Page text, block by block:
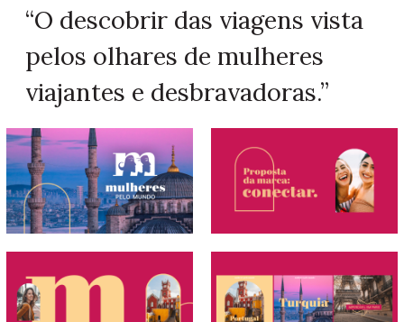
“O descobrir das viagens vista
pelos olhares de mulheres
viajantes e desbravadoras.”